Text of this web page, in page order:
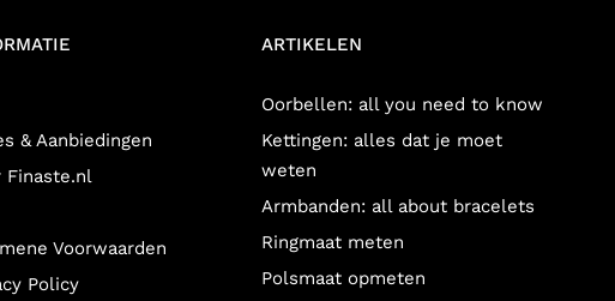
& Aanbiedingen
Finaste.nl
Voorwaarden
Policy
ARTIKELEN
Oorbellen: all you need to know
Kettingen: alles dat je moet
weten
Armbanden: all about bracelets
Ringmaat meten
Polsmaat opmeten